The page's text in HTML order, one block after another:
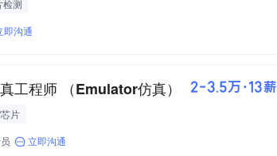
检测
即沟通
工程师 （Emulator仿真） 2-3.5万·13薪
片
立即沟通